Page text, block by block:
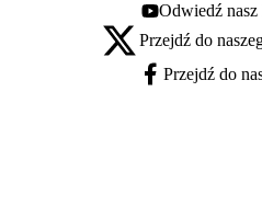
Youtube - otwiera się
Odwiedź nasz
X - otwiera się w nowej karcie
Przejdź do
Facebook - otwiera się
Przejdź do